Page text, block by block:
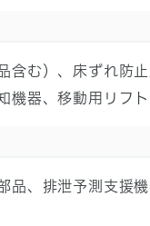
含む）、床ずれ防
機器、移動用リフ
品、排泄予測支援